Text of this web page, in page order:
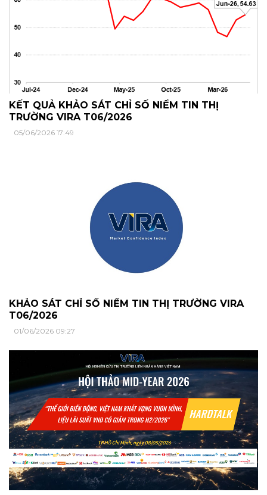
KẾT QUẢ KHẢO SÁT CHỈ SỐ NIỀM TIN THỊ
TRƯỜNG VIRA T06/2026
05/06/2026 17:49
KHẢO SÁT CHỈ SỐ NIỀM TIN THỊ TRƯỜNG VIRA
T06/2026
01/06/2026 09:27